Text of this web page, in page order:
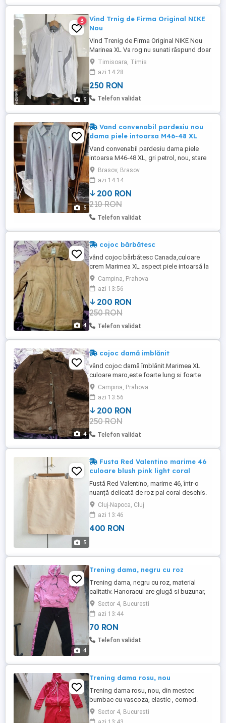
5
3
Vind Trnig de Firma Original NIKE
Nou
Vind Trenig de Firma Original NIKE Nou
Marinea XL Va rog nu sunati răspund doar
la mesaj aici
Timisoara, Timis
azi 14:28
250 RON
Telefon validat
5
Vand convenabil pardesiu nou
dama piele intoarsa M46-48 XL
Vand convenabil pardesiu dama piele
intoarsa M46-48 XL, gri petrol, nou, stare
perfecta, 200 Ron neg.
Brasov, Brasov
azi 14:14
200 RON
210 RON
Telefon validat
4
cojoc bărbătesc
vând cojoc bărbătesc Canada,culoare
crem Marimea XL aspect piele intoarsă la
exterior si îmblănit la interior.
Campina, Prahova
azi 13:56
200 RON
250 RON
Telefon validat
4
cojoc damă imblănit
vând cojoc damă îmblănit.Marimea XL
culoare maro,este foarte lung si foarte
călduros.
Campina, Prahova
azi 13:56
200 RON
250 RON
Telefon validat
5
Fusta Red Valentino marime 46
culoare blush pink light coral
Fustă Red Valentino, marime 46, într-o
nuanță delicată de roz pal coral deschis.
Dimensiuni: Betelie talie 82 cm Lungime
de la talie la tiv: 55 cm Culoarea și stilul
acestei fuste aduc un aer fresh și feminin
oricărei ținute. Perfectă pentru un look
Cluj-Napoca, Cluj
azi 13:46
400 RON
4
Trening dama, negru cu roz
Trening dama, negru cu roz, material
calitativ. Hanoracul are glugă si buzunar,
pantalonii au elastic jos si buzunare.
Mărimi disponibile L si XL.
Sector 4, Bucuresti
azi 13:44
70 RON
Telefon validat
Trening dama rosu, nou
Trening dama rosu, nou, din mestec
bumbac cu vascoza, elastic , comod.
Pantalonii si hanoracul au buzunare.
Mărimi disponibile: S si XL.
Sector 4, Bucuresti